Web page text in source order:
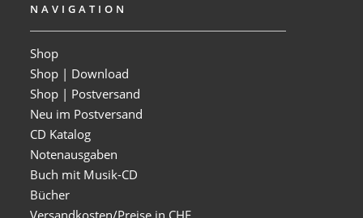
NAVIGATION
Shop
Shop | Download
Shop | Postversand
Neu im Postversand
CD Katalog
Notenausgaben
Buch mit Musik-CD
Bücher